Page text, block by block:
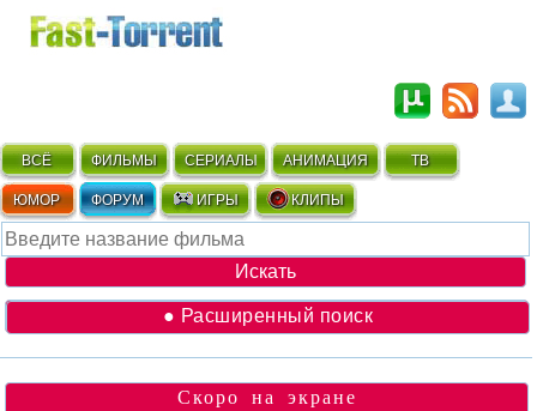
ВСЁ ФИЛЬМЫ СЕРИАЛЫ АНИМАЦИЯ ТВ
ЮМОР ФОРУМ ИГРЫ КЛИПЫ
● Расширенный поиск
Скоро на экране